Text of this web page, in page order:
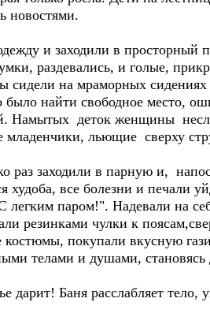
новостями.
и заходили в просторный
раздевались, и голые,
на мраморных сидениях
найти свободное место,
Намытых деток женщины
младенчики, льющие сверху
раз заходили в парную и,
худоба, все болезни и печали
легким паром!". Надевали на
резинками чулки к
покупали вкусную
телами и душами, становясь
Баня расслабляет тело,